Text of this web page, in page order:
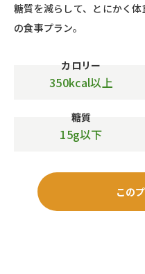
糖質を減らして、とにかく
の食事プラン。
カロリー
350kcal以上
糖質
15g以下
この